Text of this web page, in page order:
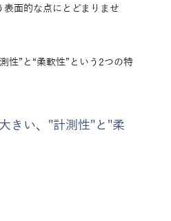
表面的な点にとどまりませ
性”と“柔軟性”という2つの特
きい、"計測性"と"柔